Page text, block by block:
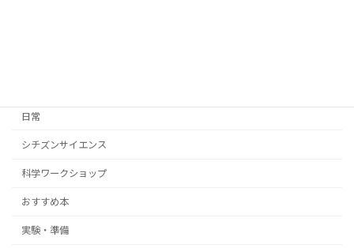
日常
シチズンサイエンス
科学ワークショップ
おすすめ本
実験・準備